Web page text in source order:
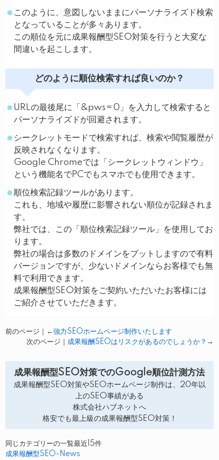
このように、意図しないままにパーソナライズド検索
となっていることが多々あります。
この順位を元に成果報酬型SEO対策を行うと大変な
間違いを起こします。
どのように順位検索すれば良いのか？
URLの最後尾に「&pws=0」を入力して検索すると
パーソナライズドが回避されます。
シークレットモードで検索すれば、検索や閲覧履歴が
反映されなくなります。
Google Chromeでは「シークレットウィンドウ」
という機能名でPCでもスマホでも使用できます。
順位検索記録ツールがあります。
これも、地域や履歴に影響されない順位が記録されま
す。
弊社では、この「順位検索記録ツール」を使用してお
ります。
弊社の場合は多数のドメインをプットしますので有料
バージョンですが、少ないドメインならお客様でも無
料で利用できます。
成果報酬型SEO対策をご契約いただいたお客様には
ご紹介させていただきます。
前のページ｜←強力SEOホームページ制作いたします
次のページ｜ 成果報酬SEOはリスクがあるのでしょうか？ →
成果報酬型SEO対策でのGoogle順位計測方法
成果報酬型SEO対策やSEOホームページ制作は、20年以
上のSEO事績がある
株式会社ハブネットへ
格安でも最上級の成果報酬型SEO対策！
同じカテゴリーの一覧最近15件
成果報酬型SEO-News